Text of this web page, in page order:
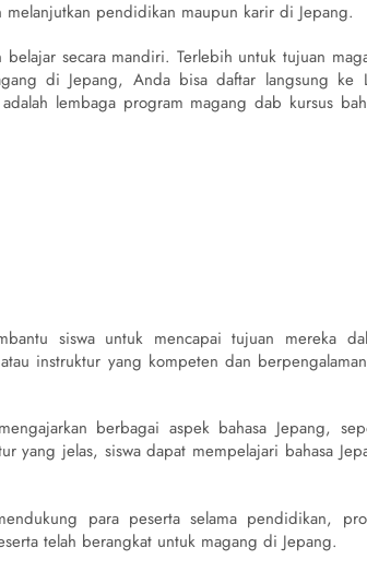
pendidikan maupun karir di Jepang.
secara mandiri. Terlebih untuk tujuan
di Jepang, Anda bisa daftar langsung ke
lembaga program magang dab kursus
siswa untuk mencapai tujuan mereka
instruktur yang kompeten dan
berbagai aspek bahasa Jepang,
yang jelas, siswa dapat mempelajari bahasa
para peserta selama pendidikan,
telah berangkat untuk magang di Jepang.